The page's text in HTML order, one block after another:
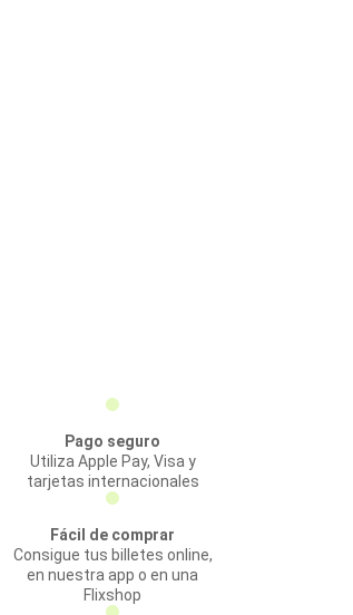
Pago seguro
Utiliza Apple Pay, Visa y
tarjetas internacionales
Fácil de comprar
Consigue tus billetes online,
en nuestra app o en una
Flixshop